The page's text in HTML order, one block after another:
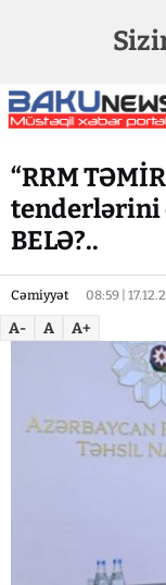
“RRM
tenderlərini
BELƏ?..
Cəmiyyət 08:59 |
A- A A+